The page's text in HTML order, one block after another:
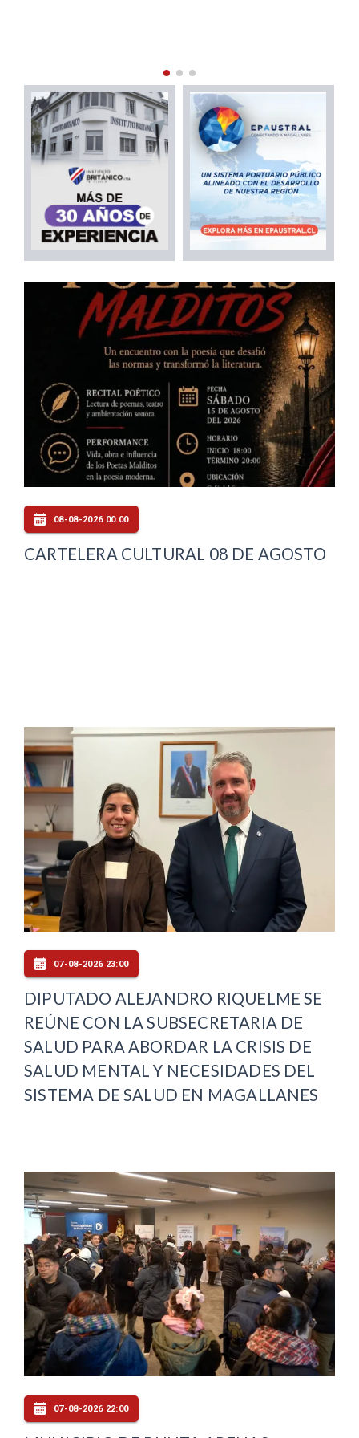
08-08-2026 00:00
CARTELERA CULTURAL 08 DE AGOSTO
07-08-2026 23:00
DIPUTADO ALEJANDRO RIQUELME SE
REÚNE CON LA SUBSECRETARIA DE
SALUD PARA ABORDAR LA CRISIS DE
SALUD MENTAL Y NECESIDADES DEL
SISTEMA DE SALUD EN MAGALLANES
07-08-2026 22:00